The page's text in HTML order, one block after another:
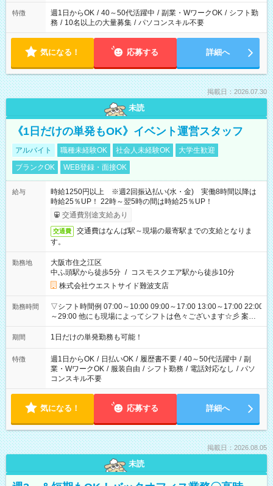
特徴 週1日からOK / 40～50代活躍中 / 副業・WワークOK / シフト勤
務 / 10名以上の大量募集 / パソコンスキル不要
気になる！ 応募する 詳細へ
掲載日：2026.07.30
未読
《1日だけの単発もOK》イベント運営スタッフ
アルバイト 職種未経験OK 社会人未経験OK
大学生歓迎
ブランクOK
WEB登録・面接OK
給与
時給1250円以上 ※週2回振込払い(水・金) 実働8時間以降は
時給25％UP！ 22時～翌5時の間は時給25％UP！
交通費別途支給あり
交通費
交通費はなんば駅～現場の最寄駅までの支給となりま
す。
勤務地
大阪市住之江区
中ふ頭駅から徒歩5分 / コスモスクエア駅から徒歩10分
株式会社ウエストサイド難波支店
勤務時間
▽シフト時間例 07:00～10:00 09:00～17:00 13:00～17:00 22:00
～29:00 他にも現場によってシフトは色々ございます☆彡 案件
次第では午前中で終わるお仕事も...！
期間 1日だけの単発勤務も可能！
特徴 週1日からOK / 日払いOK / 履歴書不要 / 40～50代活躍中 / 副
業・WワークOK / 服装自由 / シフト勤務 / 電話対応なし / パソ
コンスキル不要
気になる！ 応募する 詳細へ
掲載日：2026.08.05
未読